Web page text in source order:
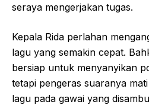
seraya mengerjakan tugas.
Kepala Rida perlahan
lagu yang semakin cepat.
bersiap untuk menyanyikan
tetapi pengeras suaranya
lagu pada gawai yang